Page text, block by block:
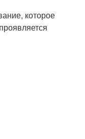
которое